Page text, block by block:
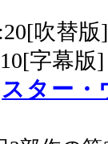
吹替
字幕版
スター・